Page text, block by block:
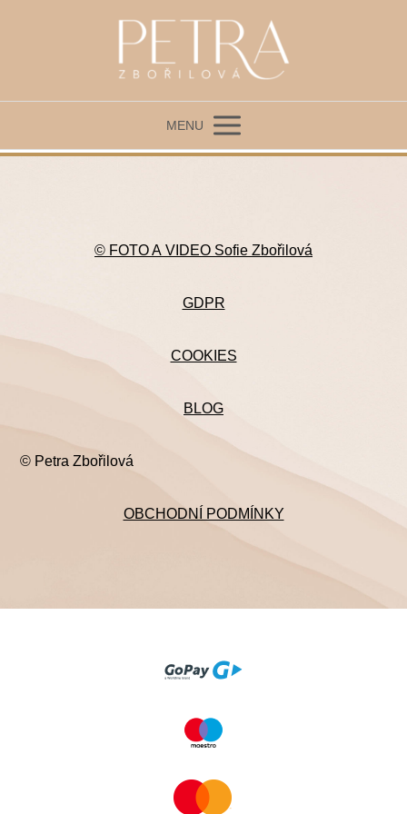
MENU
© FOTO A VIDEO Sofie Zbořilová
GDPR
COOKIES
BLOG
© Petra Zbořilová
OBCHODNÍ PODMÍNKY